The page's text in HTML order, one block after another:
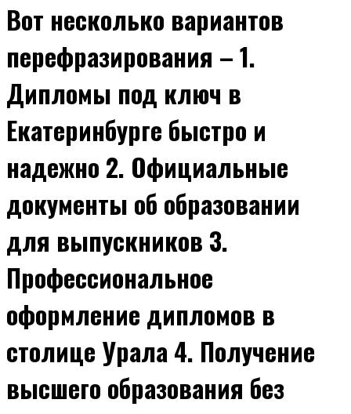
Вот несколько вариантов
перефразирования – 1.
Дипломы под ключ в
Екатеринбурге быстро и
надежно 2. Официальные
документы об образовании
для выпускников 3.
Профессиональное
оформление дипломов в
столице Урала 4. Получение
высшего образования без